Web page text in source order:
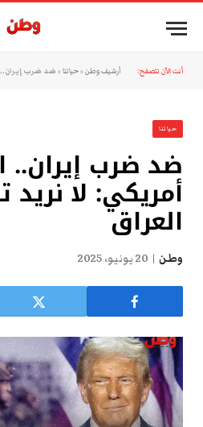
أنت الآن تتصفح: أرشيف وطن »حياتنا » ضد ضرب إيران..
حياتنا
ضد ضرب إيران..
أمريكي: لا
العراق
وطن 20 يونيو، 2025